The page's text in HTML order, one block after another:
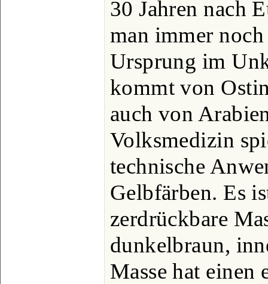
30 Jahren nach
man immer
Ursprung im
kommt von
auch von
Volksmedizin
technische
Gelbfärben. Es
zerdrückbare
dunkelbraun,
Masse hat einen